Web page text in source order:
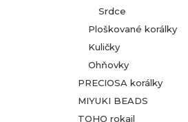
n
Srdce
Ploškované korálky
Kuličky
Ohňovky
PRECIOSA korálky
MIYUKI BEADS
TOHO rokajl